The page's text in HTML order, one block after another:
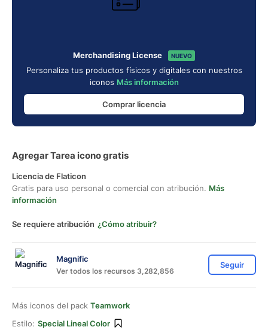
Merchandising License NUEVO
Personaliza tus productos físicos y digitales con nuestros
iconos Más información
Comprar licencia
Agregar Tarea icono gratis
Licencia de Flaticon
Gratis para uso personal o comercial con atribución. Más
información
Se requiere atribución ¿Cómo atribuir?
Magnific
Ver todos los recursos 3,282,856
Seguir
Más iconos del pack Teamwork
Estilo: Special Lineal Color